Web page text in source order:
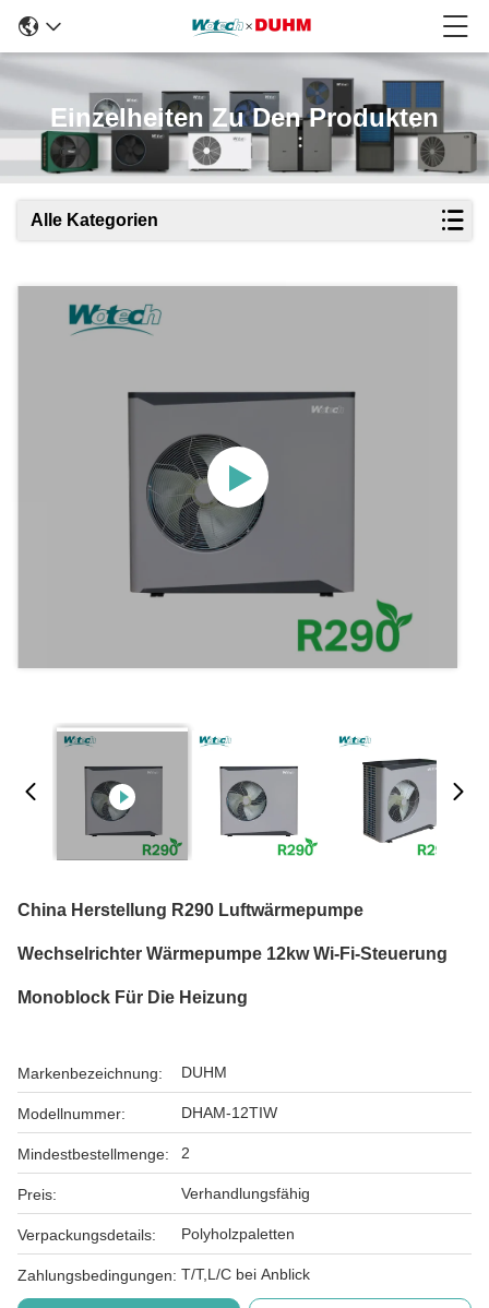
Einzelheiten Zu Den Produkten
Alle Kategorien
China Herstellung R290 Luftwärmepumpe
Wechselrichter Wärmepumpe 12kw Wi-Fi-Steuerung
Monoblock Für Die Heizung
Markenbezeichnung: DUHM
Modellnummer: DHAM-12TIW
Mindestbestellmenge: 2
Preis: Verhandlungsfähig
Verpackungsdetails: Polyholzpaletten
Zahlungsbedingungen: T/T,L/C bei Anblick